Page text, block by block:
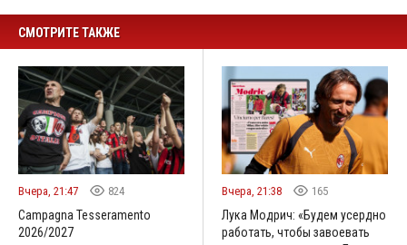
СМОТРИТЕ ТАКЖЕ
Вчера, 21:47 824
Campagna Tesseramento
2026/2027
Вчера, 21:38 165
Лука Модрич: «Будем усердно
работать, чтобы завоевать